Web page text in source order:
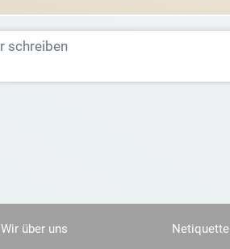
Wir über uns Netiquette